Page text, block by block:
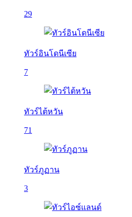
29
ทัวร์อินโดนีเซีย
7
ทัวร์ไต้หวัน
71
ทัวร์ภูฏาน
3